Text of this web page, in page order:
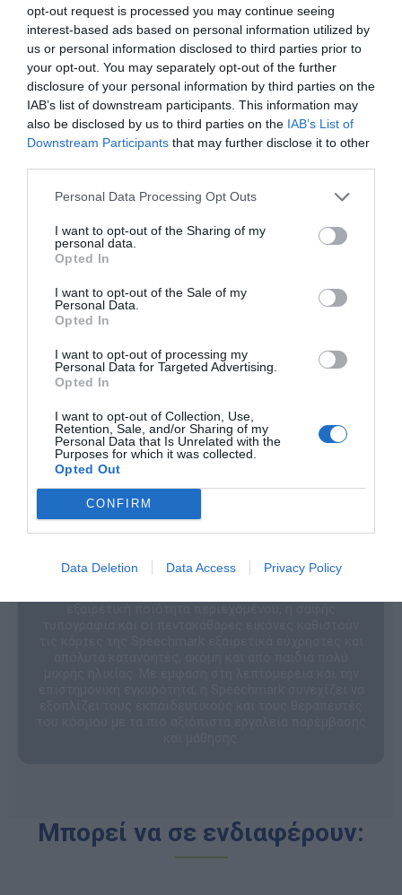
opt-out request is processed you may continue seeing
interest-based ads based on personal information utilized by
us or personal information disclosed to third parties prior to
your opt-out. You may separately opt-out of the further
disclosure of your personal information by third parties on the
IAB’s list of downstream participants. This information may
also be disclosed by us to third parties on the IAB’s List of
Downstream Participants that may further disclose it to other
Personal Data Processing Opt Outs
I want to opt-out of the Sharing of my
personal data.
Opted In
I want to opt-out of the Sale of my
Personal Data.
Opted In
I want to opt-out of processing my
Personal Data for Targeted Advertising.
Opted In
I want to opt-out of Collection, Use,
Retention, Sale, and/or Sharing of my
Personal Data that Is Unrelated with the
Purposes for which it was collected.
Opted Out
CONFIRM
Data Deletion Data Access Privacy Policy
Επικοινωνία
Εδώ και πολλές δεκαετίες, η αγγλική εταιρεία
Speechmark
βοηθημάτων υψηλής ποιότητας. Τα προϊόντα της
αποτελούν το σημείο αναφοράς για επαγγελματίες
που δραστηριοποιούνται στη
Φροντίδα Ηλικιωμένων . Κάθε έκδοση της
Speechmark αναπτύσσεται, δοκιμάζεται και
αξιολογείται από τους ίδιους τους τελικούς χρήστες
– κορυφαίους θεραπευτές, γιατρούς και
εκπαιδευτικούς – διασφαλίζοντας την παροχή των
καλύτερων δυνατών υπηρεσιών προς κάθε ασθενή ή
είναι κατάλληλα για χρήση σε οποιαδήποτε
γλώσσα, καθώς οι φωτογραφίες και οι
Μπορεί να σε ενδιαφέρουν: